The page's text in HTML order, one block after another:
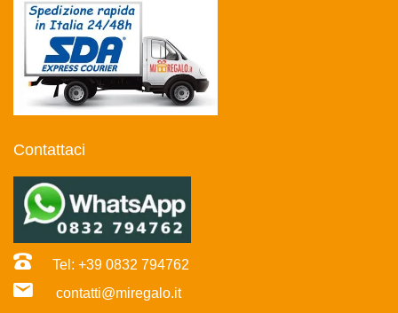
Contattaci
Tel: +39 0832 794762
contatti@miregalo.it